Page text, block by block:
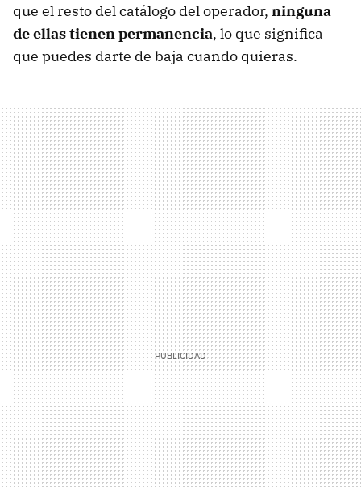
que el resto del catálogo del operador, ninguna
de ellas tienen permanencia, lo que significa
que puedes darte de baja cuando quieras.